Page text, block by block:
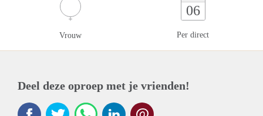
Vrouw
06
Per direct
Deel deze oproep met je vrienden!